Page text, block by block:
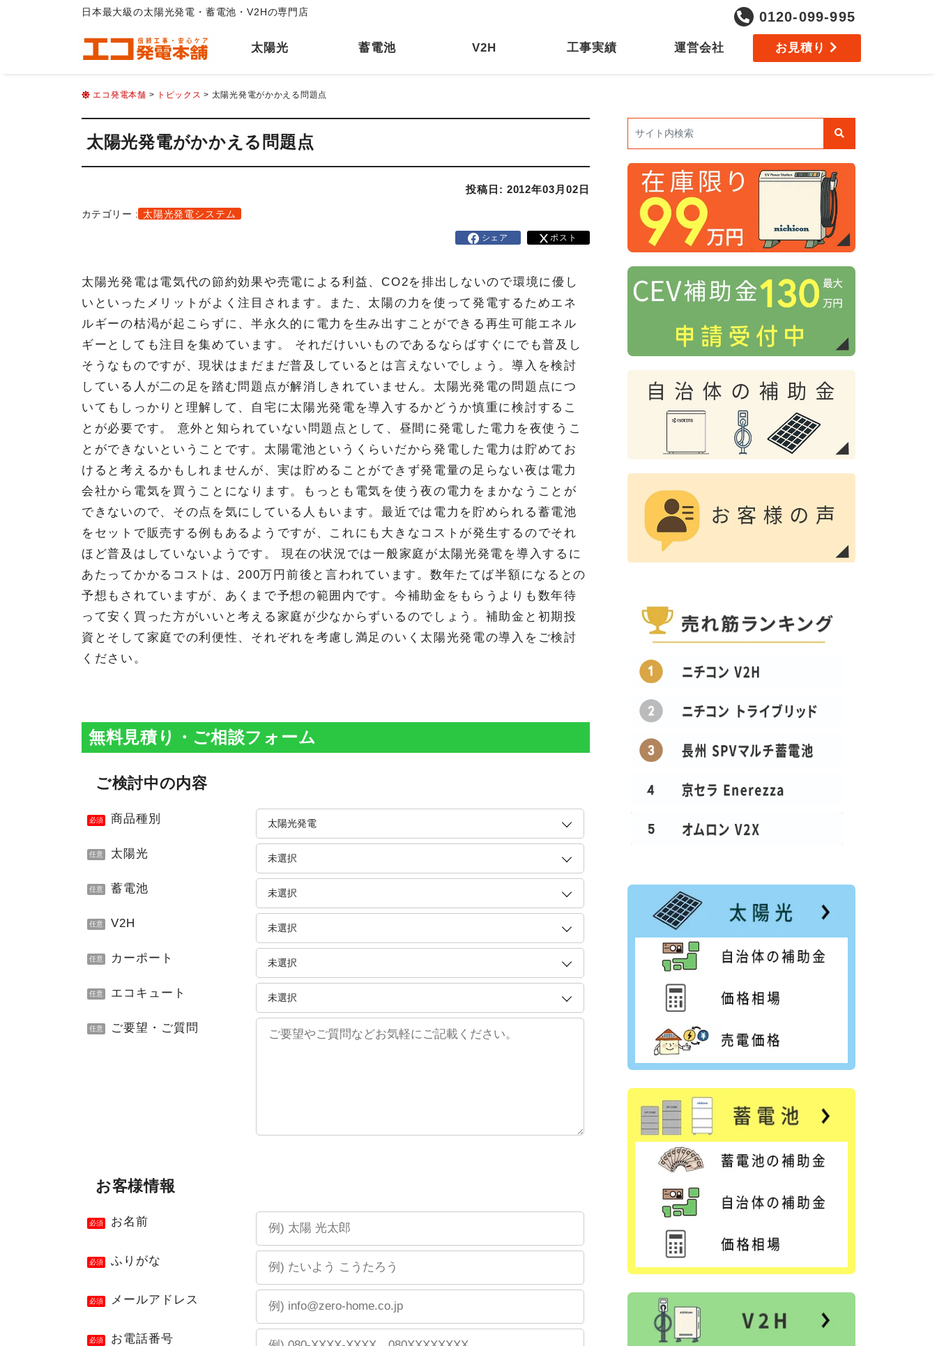
日本最大級の太陽光発電・蓄電池・V2Hの専門店 0120-099-995
太陽光 蓄電池 V2H 工事実績 運営会社 お見積り
エコ発電本舗 > トピックス > 太陽光発電がかかえる問題点
太陽光発電がかかえる問題点
投稿日: 2012年03月02日
カテゴリー : 太陽光発電システム
シェア ポスト
太陽光発電は電気代の節約効果や売電による利益、CO2を排出しないので環境に優し
いといったメリットがよく注目されます。また、太陽の力を使って発電するためエネ
ルギーの枯渇が起こらずに、半永久的に電力を生み出すことができる再生可能エネル
ギーとしても注目を集めています。 それだけいいものであるならばすぐにでも普及し
そうなものですが、現状はまだまだ普及しているとは言えないでしょう。導入を検討
している人が二の足を踏む問題点が解消しきれていません。太陽光発電の問題点につ
いてもしっかりと理解して、自宅に太陽光発電を導入するかどうか慎重に検討するこ
とが必要です。 意外と知られていない問題点として、昼間に発電した電力を夜使うこ
とができないということです。太陽電池というくらいだから発電した電力は貯めてお
けると考えるかもしれませんが、実は貯めることができず発電量の足らない夜は電力
会社から電気を買うことになります。もっとも電気を使う夜の電力をまかなうことが
できないので、その点を気にしている人もいます。最近では電力を貯められる蓄電池
をセットで販売する例もあるようですが、これにも大きなコストが発生するのでそれ
ほど普及はしていないようです。 現在の状況では一般家庭が太陽光発電を導入するに
あたってかかるコストは、200万円前後と言われています。数年たてば半額になるとの
予想もされていますが、あくまで予想の範囲内です。今補助金をもらうよりも数年待
って安く買った方がいいと考える家庭が少なからずいるのでしょう。補助金と初期投
資とそして家庭での利便性、それぞれを考慮し満足のいく太陽光発電の導入をご検討
ください。
無料見積り・ご相談フォーム
ご検討中の内容
必須 商品種別
任意 太陽光
任意 蓄電池
任意 V2H
任意 カーポート
任意 エコキュート
任意 ご要望・ご質問
お客様情報
必須 お名前
必須 ふりがな
必須 メールアドレス
必須 お電話番号
検索: